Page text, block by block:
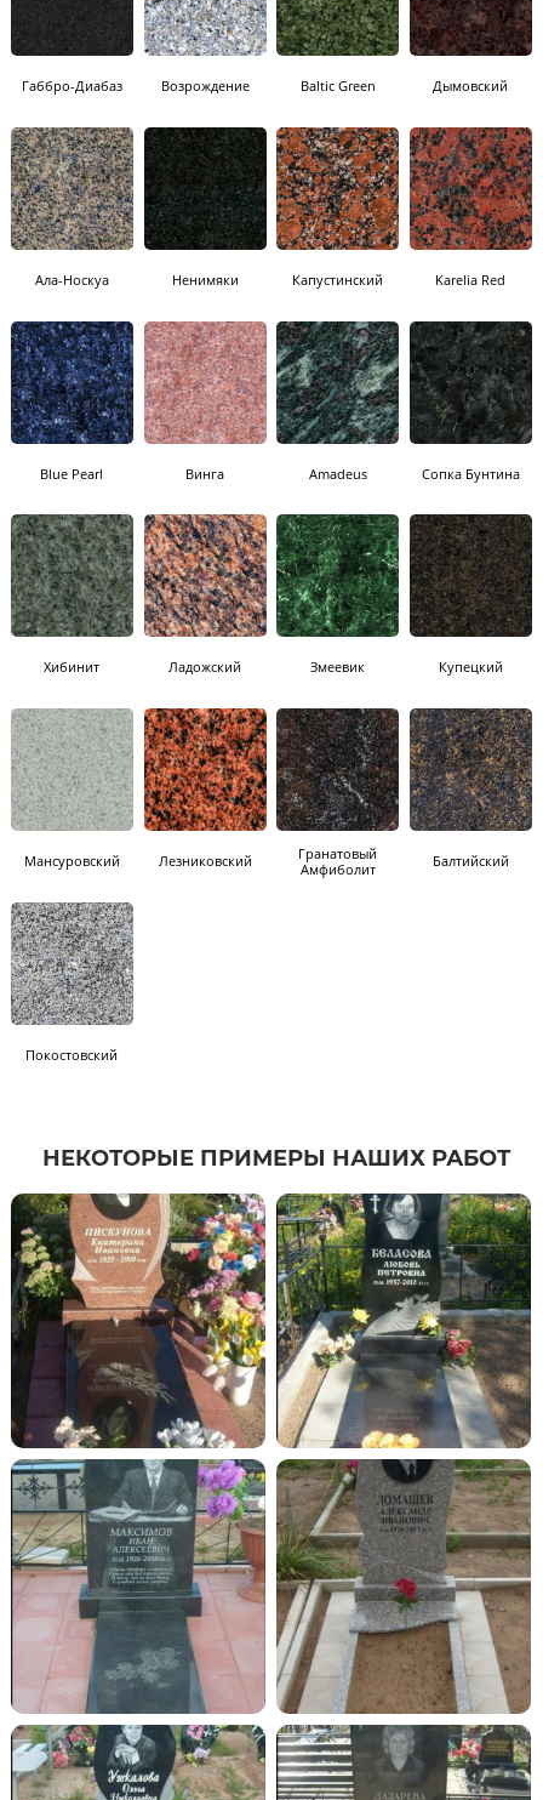
Габбро-Диабаз Возрождение Baltic Green Дымовский
Ала-Носкуа Ненимяки Капустинский Karelia Red
Blue Pearl Винга Amadeus Сопка Бунтина
Хибинит Ладожский Змеевик Купецкий
Мансуровский Лезниковский
Гранатовый
Амфиболит
Балтийский
Покостовский
НЕКОТОРЫЕ ПРИМЕРЫ НАШИХ РАБОТ